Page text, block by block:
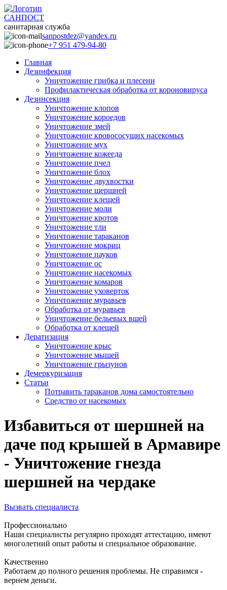
САНПОСТ
санитарная служба
sanpostdez@yandex.ru
+7 951 479-94-80
Главная
Дезинфекция
Уничтожение грибка и плесени
Профилактическая обработка от короновируса
Дезинсекция
Уничтожение клопов
Уничтожение короедов
Уничтожение змей
Уничтожение кровососущих насекомых
Уничтожение мух
Уничтожение кожееда
Уничтожение пчел
Уничтожение блох
Уничтожение двухвостки
Уничтожение шершней
Уничтожение клещей
Уничтожение моли
Уничтожение кротов
Уничтожение тли
Уничтожение тараканов
Уничтожение мокриц
Уничтожение пауков
Уничтожение ос
Уничтожение насекомых
Уничтожение комаров
Уничтожение уховерток
Уничтожение муравьев
Обработка от муравьев
Уничтожение бельевых вшей
Обработка от клещей
Дератизация
Уничтожение крыс
Уничтожение мышей
Уничтожение грызунов
Демеркуризация
Статьи
Потравить тараканов дома самостоятельно
Средство от насекомых
Избавиться от шершней на
даче под крышей в Армавире
- Уничтожение гнезда
шершней на чердаке
Вызвать специалиста
Профессионально
Наши специалисты регулярно проходят аттестацию, имеют
многолетний опыт работы и специальное образование.
Качественно
Работаем до полного решения проблемы. Не справимся -
вернем деньги.